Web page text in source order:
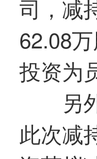
司，减
62.08
投资为
另
此次减